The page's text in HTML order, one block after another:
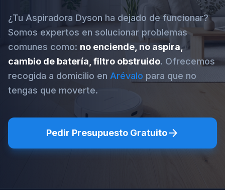
¿Tu Aspiradora Dyson ha dejado de funcionar?
Somos expertos en solucionar problemas
comunes como: no enciende, no aspira,
cambio de batería, filtro obstruido. Ofrecemos
recogida a domicilio en Arévalo para que no
tengas que moverte.
Pedir Presupuesto Gratuitoarrow_forward